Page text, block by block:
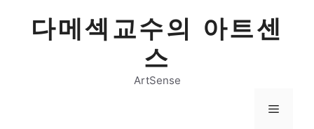
다메섹교수의 아트센
스
ArtSense
Menu